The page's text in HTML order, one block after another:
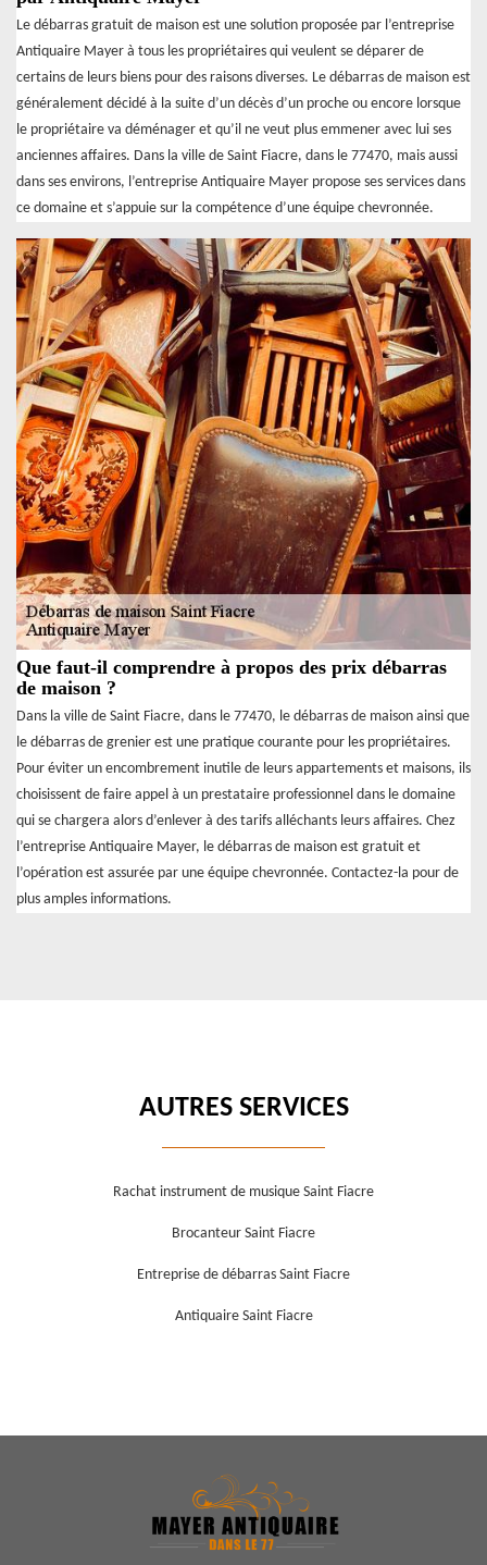
Le débarras gratuit de maison est une solution proposée par l’entreprise
Antiquaire Mayer à tous les propriétaires qui veulent se déparer de
certains de leurs biens pour des raisons diverses. Le débarras de maison est
généralement décidé à la suite d’un décès d’un proche ou encore lorsque
le propriétaire va déménager et qu’il ne veut plus emmener avec lui ses
anciennes affaires. Dans la ville de Saint Fiacre, dans le 77470, mais aussi
dans ses environs, l’entreprise Antiquaire Mayer propose ses services dans
ce domaine et s’appuie sur la compétence d’une équipe chevronnée.
Que faut-il comprendre à propos des prix débarras
de maison ?
Dans la ville de Saint Fiacre, dans le 77470, le débarras de maison ainsi que
le débarras de grenier est une pratique courante pour les propriétaires.
Pour éviter un encombrement inutile de leurs appartements et maisons, ils
choisissent de faire appel à un prestataire professionnel dans le domaine
qui se chargera alors d’enlever à des tarifs alléchants leurs affaires. Chez
l’entreprise Antiquaire Mayer, le débarras de maison est gratuit et
l’opération est assurée par une équipe chevronnée. Contactez-la pour de
plus amples informations.
AUTRES SERVICES
Rachat instrument de musique Saint Fiacre
Brocanteur Saint Fiacre
Entreprise de débarras Saint Fiacre
Antiquaire Saint Fiacre